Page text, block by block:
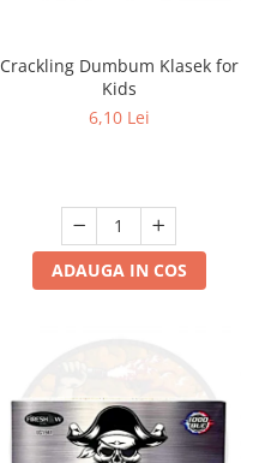
Crackling Dumbum Klasek for
Kids
6,10 Lei
ADAUGA IN COS